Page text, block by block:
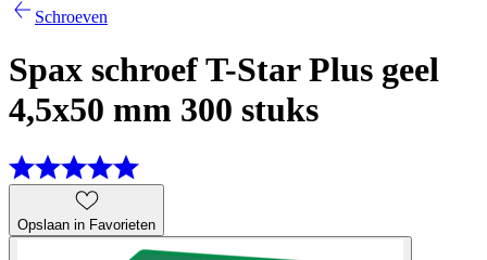
Schroeven
Spax schroef T-Star Plus geel
4,5x50 mm 300 stuks
Opslaan in Favorieten